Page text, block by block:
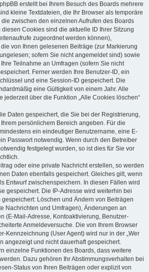
erstellt bei Ihrem Besuch des Boards mehrere
kleine Textdateien, die Ihr Browser als temporäre
zwischen den einzelnen Aufrufen des Boards
Cookies sind die aktuelle ID Ihrer Sitzung
zugeordnet werden können),
von Ihnen gelesenen Beiträge (zur Markierung
sofern Sie nicht angemeldet sind) sowie
Teilnahme an Umfragen (sofern Sie nicht
Ferner werden Ihre Benutzer-ID, ein
und eine Session-ID gespeichert. Die
eine Gültigkeit von einem Jahr. Alle
jederzeit über die Funktion „Alle Cookies löschen“
Daten gespeichert, die Sie bei der Registrierung,
persönlichem Bereich angeben. Für die
ein eindeutiger Benutzername, eine E-
Passwort notwendig. Wenn durch den Betreiber
festgelegt wurden, so ist dies für Sie vor
oder eine private Nachricht erstellen, so werden
Daten ebenfalls gespeichert. Gleiches gilt, wenn
Entwurf zwischenspeichern. In diesen Fällen wird
gespeichert. Die IP-Adresse wird weiterhin bei
Löschen und Ändern von Beiträgen
Nachrichten und Umfragen), Änderungen an
(E-Mail-Adresse, Kontoaktivierung, Benutzer-
Anmeldeversuche. Die von Ihrem Browser
Kennzeichnung (User Agent) wird nur in der „Wer
angezeigt und nicht dauerhaft gespeichert.
einzelne Funktionen des Boards, dass weitere
Dazu gehören Ihr Abstimmungsverhalten bei
Status von Ihren Beiträgen oder explizit von